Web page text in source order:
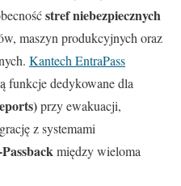
stref niebezpiecznych
maszyn produkcyjnych oraz
Kantech EntraPass
funkcje dedykowane dla
przy ewakuacji,
z systemami
między wieloma